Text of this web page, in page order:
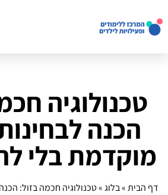
טכנולוגיה
הכנה
מוקדמת בלי
דף הבית»בלוג»טכנולוגיה חכמה בזול: